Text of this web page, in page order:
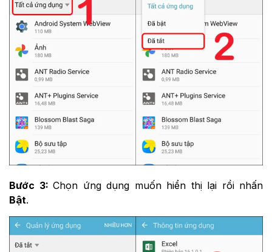
Bước 3: Chọn ứng dụng muốn hiển thị lại rồi nhấn
Bật.